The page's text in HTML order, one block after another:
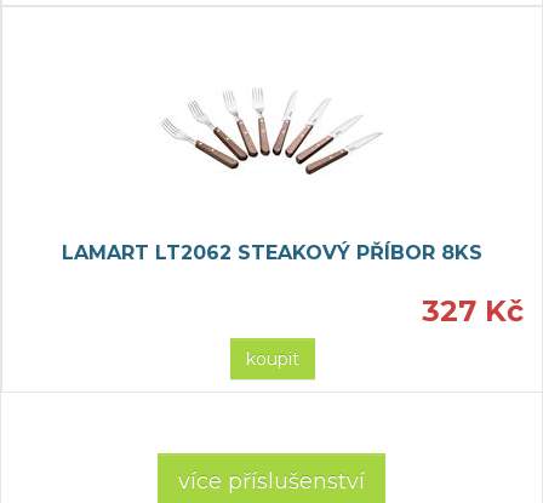
LAMART LT2062 STEAKOVÝ PŘÍBOR 8KS
327 Kč
koupit
více příslušenství